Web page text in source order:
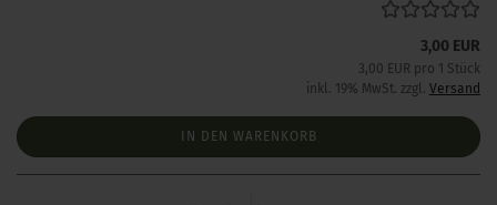
3,00 EUR
3,00 EUR pro 1 Stück
inkl. 19% MwSt. zzgl. Versand
IN DEN WARENKORB